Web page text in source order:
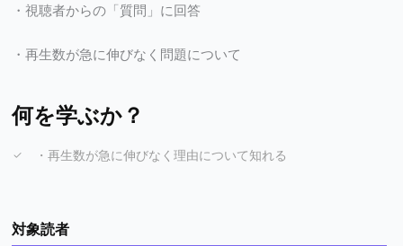
・視聴者からの「質問」に回答
・再生数が急に伸びなく問題について
何を学ぶか？
・再生数が急に伸びなく理由について知れる
対象読者